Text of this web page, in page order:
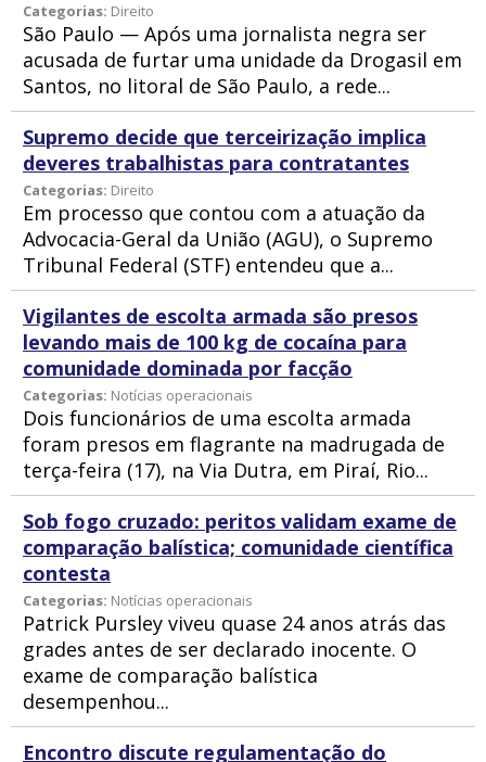
Categorias: Direito
São Paulo — Após uma jornalista negra ser
acusada de furtar uma unidade da Drogasil em
Santos, no litoral de São Paulo, a rede...
Supremo decide que terceirização implica
deveres trabalhistas para contratantes
Categorias: Direito
Em processo que contou com a atuação da
Advocacia-Geral da União (AGU), o Supremo
Tribunal Federal (STF) entendeu que a...
Vigilantes de escolta armada são presos
levando mais de 100 kg de cocaína para
comunidade dominada por facção
Categorias: Notícias operacionais
Dois funcionários de uma escolta armada
foram presos em flagrante na madrugada de
terça-feira (17), na Via Dutra, em Piraí, Rio...
Sob fogo cruzado: peritos validam exame de
comparação balística; comunidade científica
contesta
Categorias: Notícias operacionais
Patrick Pursley viveu quase 24 anos atrás das
grades antes de ser declarado inocente. O
exame de comparação balística
desempenhou...
Encontro discute regulamentação do